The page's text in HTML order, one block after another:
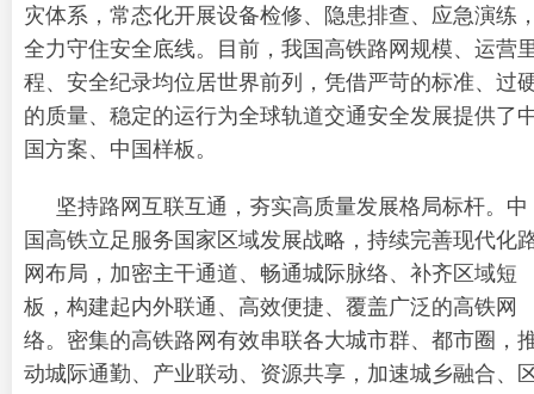
灾体系，常态化开展设备检修、隐患排查、应急演练
全力守住安全底线。目前，我国高铁路网规模、运营
程、安全纪录均位居世界前列，凭借严苛的标准、过
的质量、稳定的运行为全球轨道交通安全发展提供了
国方案、中国样板。
坚持路网互联互通，夯实高质量发展格局标杆。中
国高铁立足服务国家区域发展战略，持续完善现代化
网布局，加密主干通道、畅通城际脉络、补齐区域短
板，构建起内外联通、高效便捷、覆盖广泛的高铁网
络。密集的高铁路网有效串联各大城市群、都市圈，
动城际通勤、产业联动、资源共享，加速城乡融合、